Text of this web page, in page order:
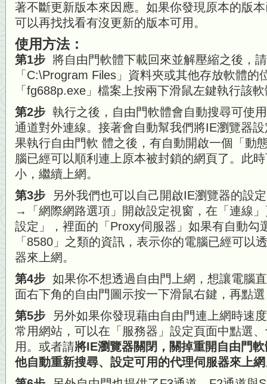
著不斷更新版本來因應。如果你發現原本的版
可以再找找看有沒更新的版本可用。
使用方法：
第1步 將自由門軟體下載回來並解壓縮之後，
「C:\Program Files」資料夾或其他存放軟體的
「fg688p.exe」檔案上按兩下滑鼠左鍵執行該
第2步 執行之後，自由門軟體會自動搜尋可使
通道對外連線。接著會自動幫我們將IE瀏覽器
果執行自由門軟 體之後，有自動開啟一個「動
腦已經可以順利連上原本被封鎖的網頁了。此
小，繼續上網。
第3步 另外我們也可以自己開啟IE瀏覽器的設
→「網際網路選項」開啟設定視窗，在「連線
設定」，裡面的「Proxy伺服器」如果有自動勾
「8580」之類的資訊，表示你的電腦已經可以
器來上網。
第4步 如果你不想透過自由門上網，想讓電腦
面右下角的自由門圖示按一下滑鼠右鍵，再點
第5步 另外如果你發現藉由自由門連上網時速
常用網站，可以在「服務器」設定頁面中點選
用。或者請將IE瀏覽器關閉，關掉重開自由門
他自動重新搜尋、設定可用的代理伺服器來上網